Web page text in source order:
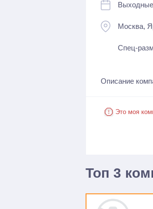
Москва,
Спец-
Описание
Это моя
Топ 3